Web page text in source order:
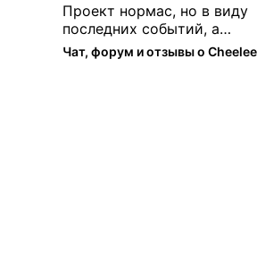
Проект нормас, но в виду
последних событий, а
именно труднодоступности
рарок, придется теперь